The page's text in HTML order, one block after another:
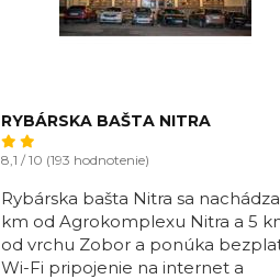
RYBÁRSKA BAŠTA NITRA
8,1 / 10 (193 hodnotenie)
Rybárska bašta Nitra sa nachádza
km od Agrokomplexu Nitra a 5
od vrchu Zobor a ponúka
Wi-Fi pripojenie na internet a